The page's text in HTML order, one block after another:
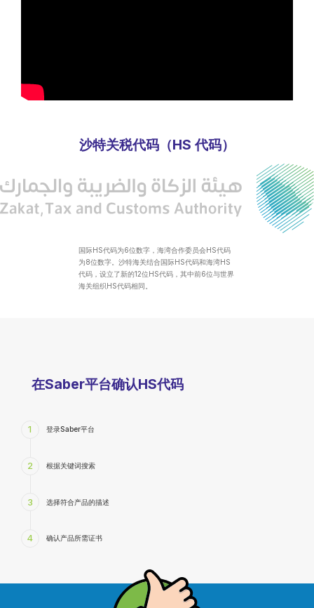
沙特关税代码（HS 代码）
国际HS代码为6位数字，海湾合作委员会HS代码
为8位数字。沙特海关结合国际HS代码和海湾HS
代码，设立了新的12位HS代码，其中前6位与世界
海关组织HS代码相同。
在Saber平台确认HS代码
1 登录Saber平台
2 根据关键词搜索
3 选择符合产品的描述
4 确认产品所需证书